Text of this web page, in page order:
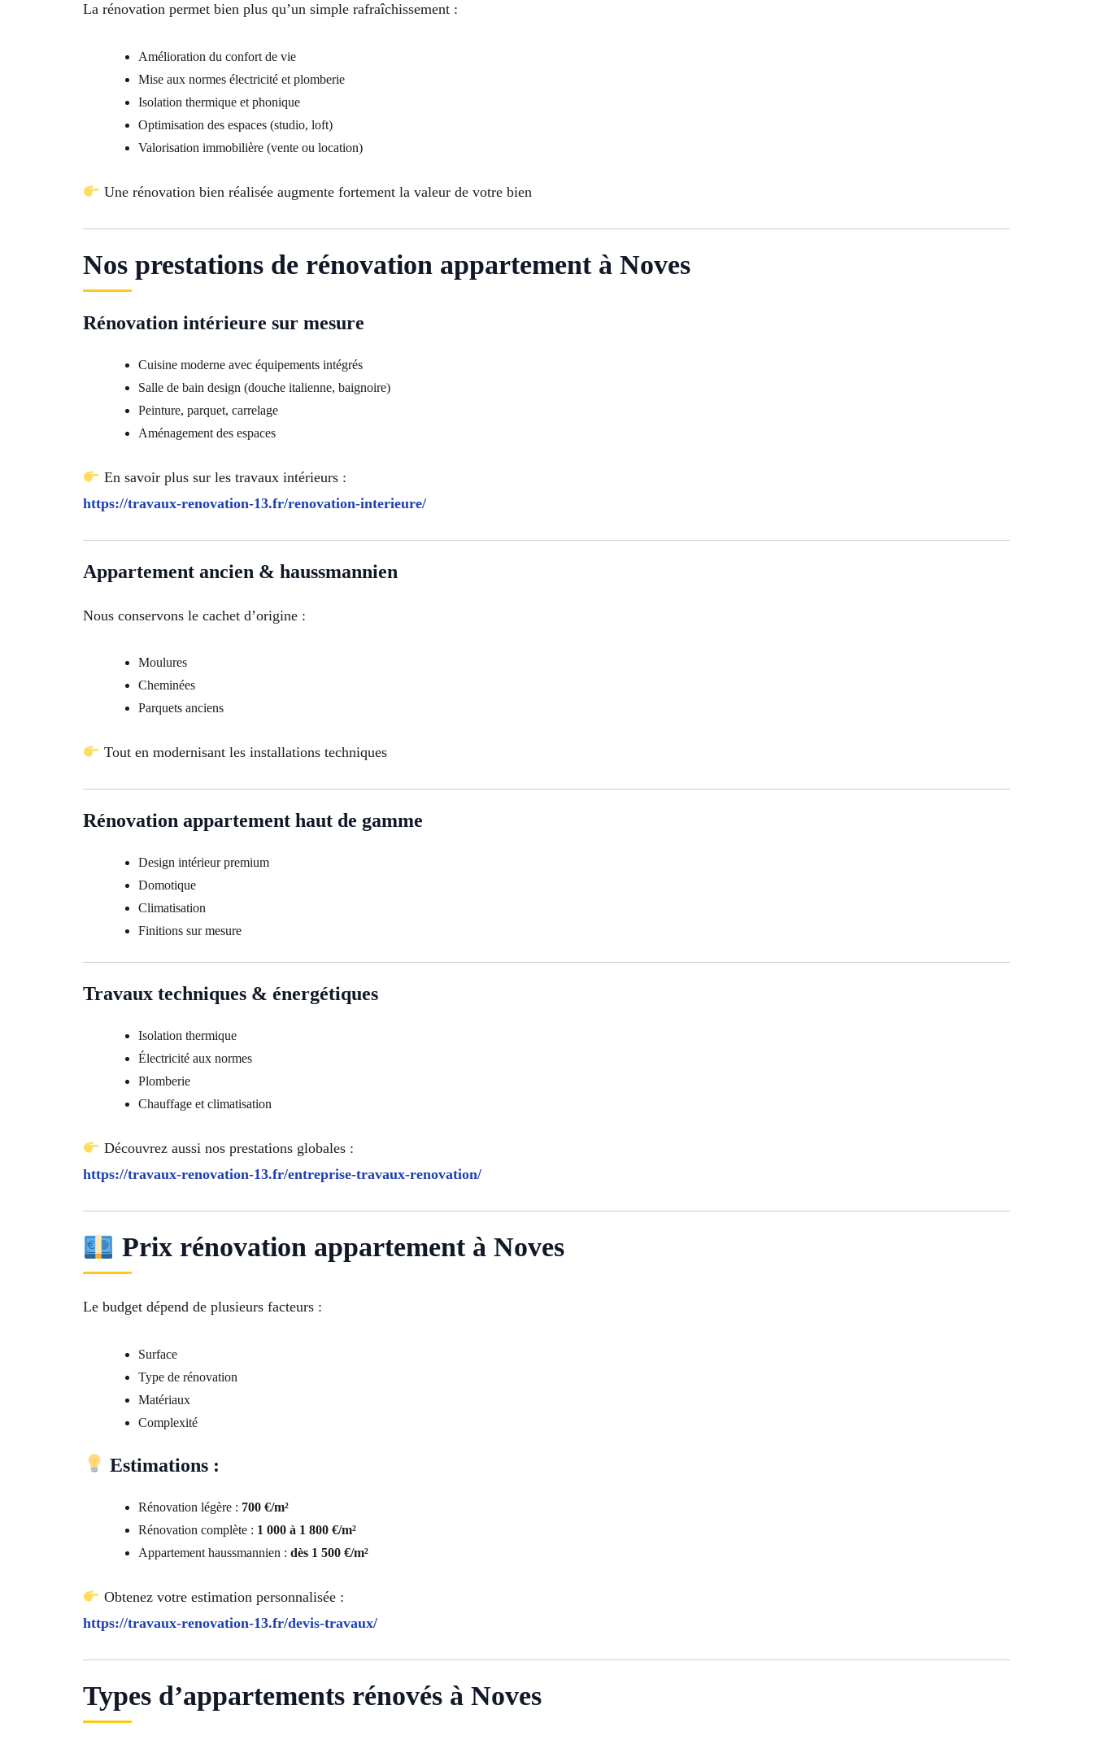
La rénovation permet bien plus qu’un simple rafraîchissement :
Amélioration du confort de vie
Mise aux normes électricité et plomberie
Isolation thermique et phonique
Optimisation des espaces (studio, loft)
Valorisation immobilière (vente ou location)
Une rénovation bien réalisée augmente fortement la valeur de votre bien
Nos prestations de rénovation appartement à Noves
Rénovation intérieure sur mesure
Cuisine moderne avec équipements intégrés
Salle de bain design (douche italienne, baignoire)
Peinture, parquet, carrelage
Aménagement des espaces
En savoir plus sur les travaux intérieurs :
https://travaux-renovation-13.fr/renovation-interieure/
Appartement ancien & haussmannien
Nous conservons le cachet d’origine :
Moulures
Cheminées
Parquets anciens
Tout en modernisant les installations techniques
Rénovation appartement haut de gamme
Design intérieur premium
Domotique
Climatisation
Finitions sur mesure
Travaux techniques & énergétiques
Isolation thermique
Électricité aux normes
Plomberie
Chauffage et climatisation
Découvrez aussi nos prestations globales :
https://travaux-renovation-13.fr/entreprise-travaux-renovation/
Prix rénovation appartement à Noves
Le budget dépend de plusieurs facteurs :
Surface
Type de rénovation
Matériaux
Complexité
Estimations :
Rénovation légère : 700 €/m²
Rénovation complète : 1 000 à 1 800 €/m²
Appartement haussmannien : dès 1 500 €/m²
Obtenez votre estimation personnalisée :
https://travaux-renovation-13.fr/devis-travaux/
Types d’appartements rénovés à Noves